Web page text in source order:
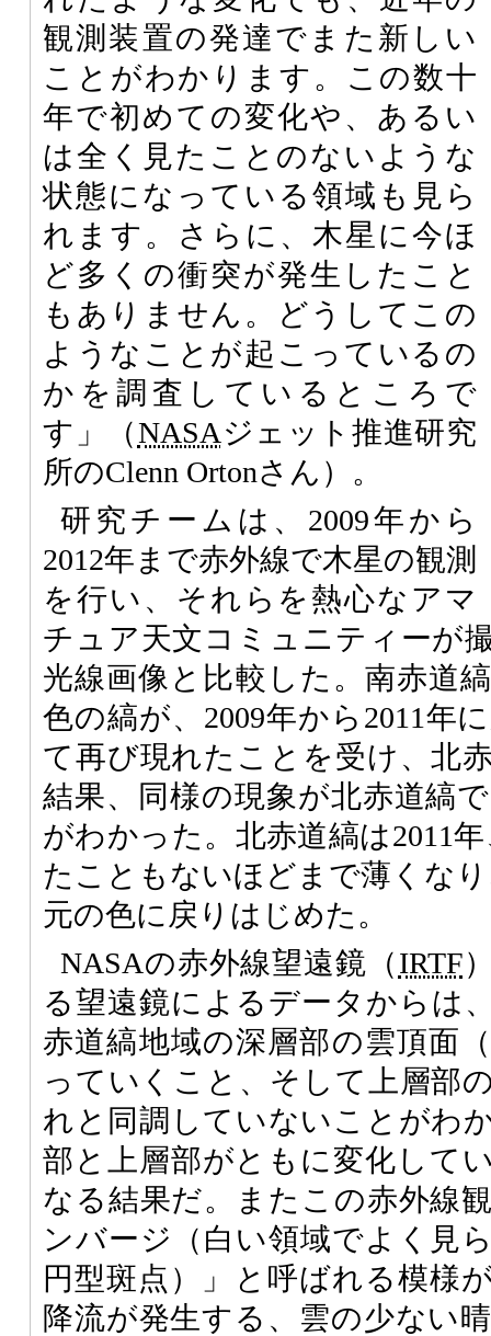
観測装置の発達でまた新しい
ことがわかります。この数十
年で初めての変化や、あるい
は全く見たことのないような
状態になっている領域も見ら
れます。さらに、木星に今ほ
ど多くの衝突が発生したこと
もありません。どうしてこの
ようなことが起こっているの
かを調査しているところで
す」（NASAジェット推進研究
所のClenn Ortonさん）。
研究チームは、2009年から
2012年まで赤外線で木星の観測
を行い、それらを熱心なアマ
チュア天文コミュニティーが
光線画像と比較した。南赤道
色の縞が、2009年から2011年
て再び現れたことを受け、北
結果、同様の現象が北赤道縞
がわかった。北赤道縞は2011
たこともないほどまで薄くな
元の色に戻りはじめた。
NASAの赤外線望遠鏡（IRTF
る望遠鏡によるデータからは
赤道縞地域の深層部の雲頂面
っていくこと、そして上層部
れと同調していないことがわ
部と上層部がともに変化して
なる結果だ。またこの赤外線
ンバージ（白い領域でよく見
円型斑点）」と呼ばれる模様
降流が発生する、雲の少ない